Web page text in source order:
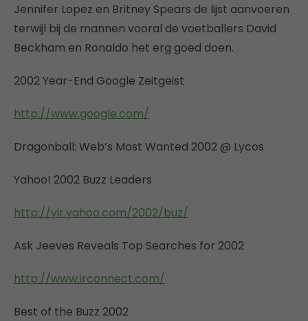
Jennifer Lopez en Britney Spears de lijst aanvoeren
terwijl bij de mannen vooral de voetballers David
Beckham en Ronaldo het erg goed doen.
2002 Year-End Google Zeitgeist
http://www.google.com/
Dragonball: Web’s Most Wanted 2002 @ Lycos
Yahoo! 2002 Buzz Leaders
http://yir.yahoo.com/2002/buz/
Ask Jeeves Reveals Top Searches for 2002
http://www.irconnect.com/
Best of the Buzz 2002